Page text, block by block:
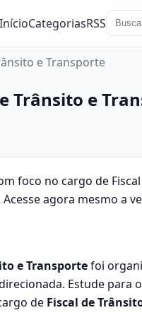
InícioCategoriasRSS
e Transporte
Trânsito e
foco no cargo de
agora mesmo a
e Transportefoi
Estude para
de Fiscal de